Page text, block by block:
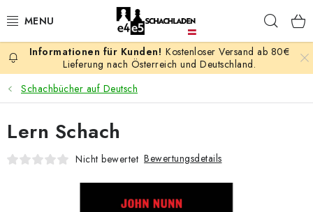
Inhalt
AKTION
SCHACHSPIELE
SCHACHFIGUREN
SCHACHBRETTER
Kostenloser Versand ab 80€
Lieferung nach Österreich und Deutschland.
Schachbücher auf Deutsch
Lern Schach
Nicht bewertet Bewertungsdetails